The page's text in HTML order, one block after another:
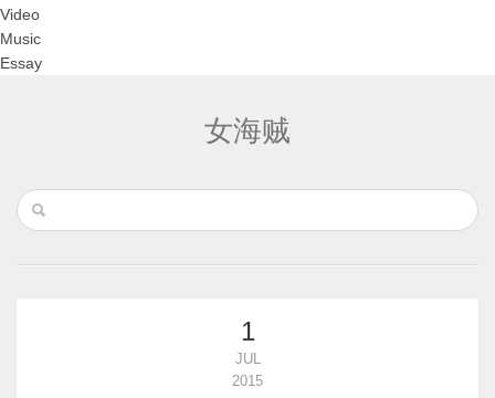
Video
Music
Essay
女海贼
1
JUL
2015